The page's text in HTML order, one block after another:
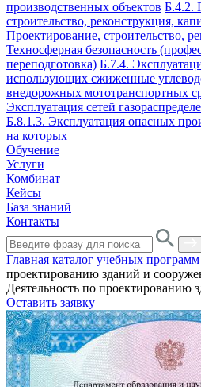
производственных объектов Б.4.2.
строительство, реконструкция,
Проектирование, строительство,
Техносферная безопасность
переподготовка) Б.7.4.
использующих сжиженные
внедорожных мототранспортных
Эксплуатация сетей
Б.8.1.3. Эксплуатация опасных
на которых
Обучение
Услуги
Комбинат
Кейсы
База знаний
Контакты
Главная каталог учебных программ
проектированию зданий и
Деятельность по проектированию
Оставить заявку